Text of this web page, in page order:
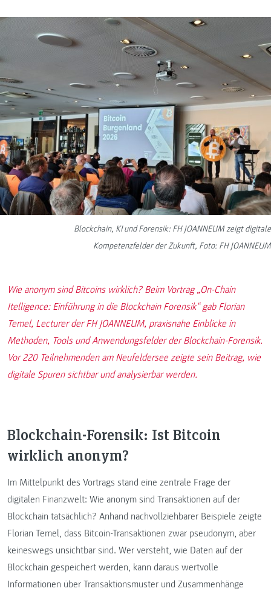
Blockchain, KI und Forensik: FH JOANNEUM zeigt digitale
Kompetenzfelder der Zukunft, Foto: FH JOANNEUM
Wie anonym sind Bitcoins wirklich? Beim Vortrag „On-Chain
Itelligence: Einführung in die Blockchain Forensik“ gab Florian
Temel, Lecturer der FH JOANNEUM, praxisnahe Einblicke in
Methoden, Tools und Anwendungsfelder der Blockchain-Forensik.
Vor 220 Teilnehmenden am Neufeldersee zeigte sein Beitrag, wie
digitale Spuren sichtbar und analysierbar werden.
Blockchain-Forensik: Ist Bitcoin
wirklich anonym?
Im Mittelpunkt des Vortrags stand eine zentrale Frage der
digitalen Finanzwelt: Wie anonym sind Transaktionen auf der
Blockchain tatsächlich? Anhand nachvollziehbarer Beispiele zeigte
Florian Temel, dass Bitcoin-Transaktionen zwar pseudonym, aber
keineswegs unsichtbar sind. Wer versteht, wie Daten auf der
Blockchain gespeichert werden, kann daraus wertvolle
Informationen über Transaktionsmuster und Zusammenhänge